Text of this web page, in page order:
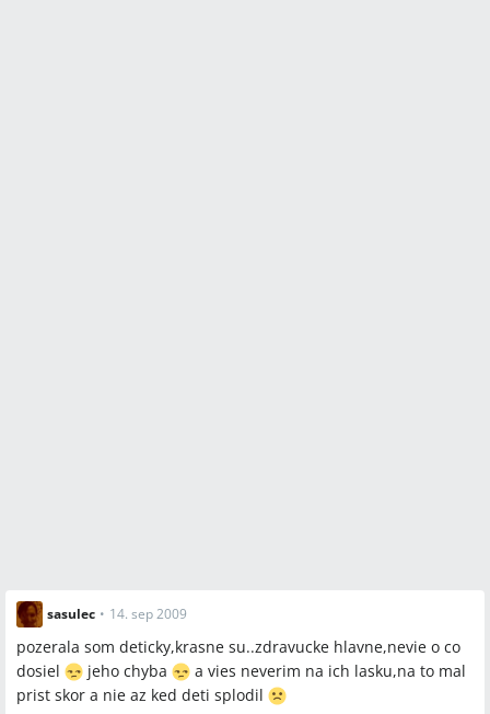
sasulec • 14. sep 2009
pozerala som deticky,krasne su..zdravucke hlavne,nevie o co
dosiel
jeho chyba
a vies neverim na ich lasku,na to mal
prist skor a nie az ked deti splodil